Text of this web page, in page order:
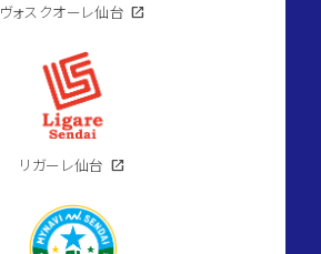
ヴォスクオーレ仙台 open_in_new
リガーレ仙台 open_in_new